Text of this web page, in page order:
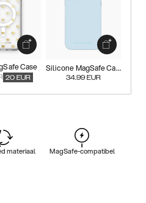
Case
20 EUR
Silicone MagSafe Case
34.99 EUR
materiaal MagSafe-compatibel